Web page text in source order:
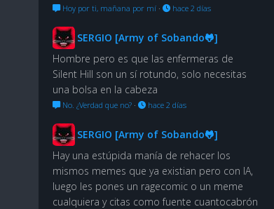
Hoy por ti, mañana por mí · hace 2 días
SERGIO [Army of Sobando🐸]
Hombre pero es que las enfermeras de
Silent Hill son un sí rotundo, solo necesitas
una bolsa en la cabeza
No. ¿Verdad que no? · hace 2 días
SERGIO [Army of Sobando🐸]
Hay una estúpida manía de rehacer los
mismos memes que ya existian pero con IA,
luego les pones un ragecomic o un meme
cualquiera y citas como fuente cuantocabrón